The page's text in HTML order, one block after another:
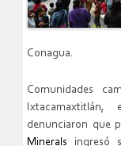
Conagua.
Comunidades
denunciaron que
Minerals ingresó